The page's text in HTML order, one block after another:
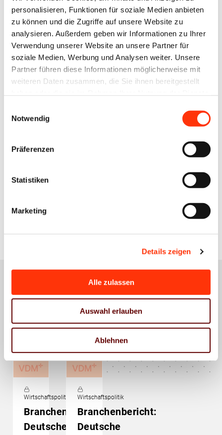
personalisieren, Funktionen für soziale Medien anbieten
zu können und die Zugriffe auf unsere Website zu
analysieren. Außerdem geben wir Informationen zu Ihrer
Verwendung unserer Website an unsere Partner für
soziale Medien, Werbung und Analysen weiter. Unsere
Partner führen diese Informationen möglicherweise mit
weiteren Daten zusammen, die Sie ihnen bereitgestellt
Notwendig
Präferenzen
Statistiken
Marketing
Details zeigen
Alle zulassen
Auswahl erlauben
Ablehnen
Passwort vergessen?
Zur Übersicht
Das könnte Sie auch
interessieren
Wirtschaftspolitik
Branchenbericht:
Deutsche
Wirtschaftspolitik
Branchenbericht:
Deutsche